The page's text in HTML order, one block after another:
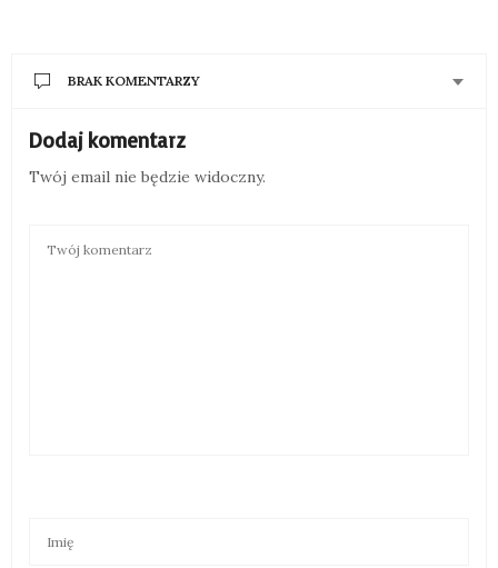
BRAK KOMENTARZY
Dodaj komentarz
Twój email nie będzie widoczny.